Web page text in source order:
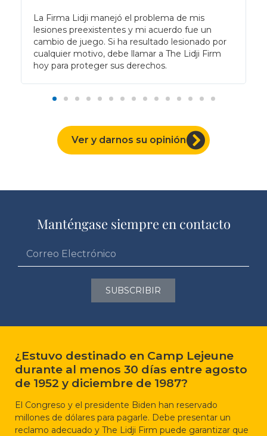
La Firma Lidji manejó el problema de mis
lesiones preexistentes y mi acuerdo fue un
cambio de juego. Si ha resultado lesionado por
cualquier motivo, debe llamar a The Lidji Firm
hoy para proteger sus derechos.
Ver y darnos su opinión
Manténgase siempre en contacto
SUBSCRIBIR
¿Estuvo destinado en Camp Lejeune
durante al menos 30 días entre agosto
de 1952 y diciembre de 1987?
El Congreso y el presidente Biden han reservado
millones de dólares para pagarle. Debe presentar un
reclamo adecuado y The Lidji Firm puede garantizar que